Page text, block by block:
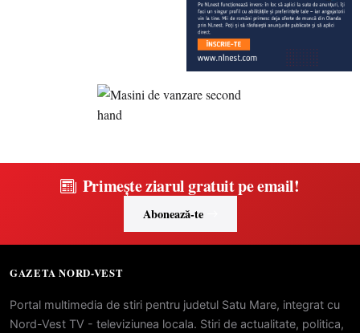
Primește ziarul gratuit pe email!
Abonează-te
GAZETA NORD-VEST
Portal multimedia de stiri pentru judetul Satu Mare, integrat cu
Nord-Vest TV - televiziunea locala. Stiri de actualitate, politica,